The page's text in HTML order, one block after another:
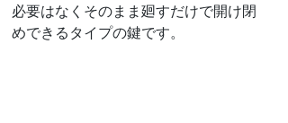
必要はなくそのまま廻すだけで開け閉
めできるタイプの鍵です。